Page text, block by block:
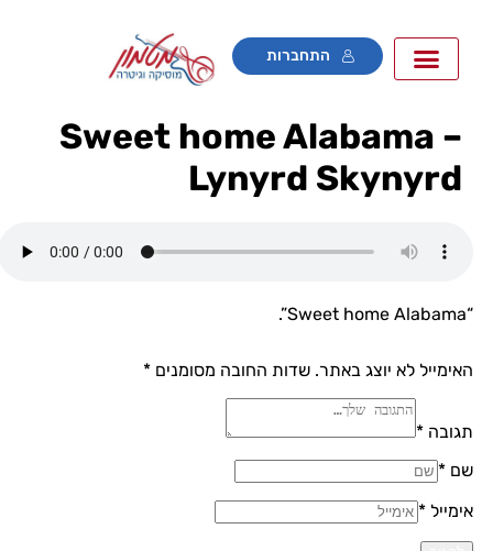
התחברות
Sweet home Alabama –
Lynyrd Skynyrd
לא יוצג באתר. שדות החובה מסומנים*
*
*
*